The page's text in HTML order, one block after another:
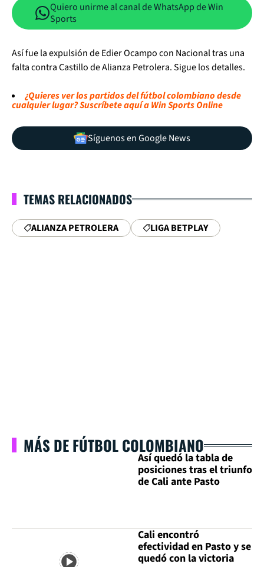
Quiero unirme al canal de WhatsApp de Win
Sports
Así fue la expulsión de Edier Ocampo con Nacional tras una
falta contra Castillo de Alianza Petrolera. Sigue los detalles.
¿Quieres ver los partidos del fútbol colombiano desde
cualquier lugar? Suscríbete aquí a Win Sports Online
Síguenos en Google News
TEMAS RELACIONADOS
ALIANZA PETROLERA LIGA BETPLAY
MÁS DE FÚTBOL COLOMBIANO
Así quedó la tabla de
posiciones tras el triunfo
de Cali ante Pasto
Cali encontró
efectividad en Pasto y se
quedó con la victoria